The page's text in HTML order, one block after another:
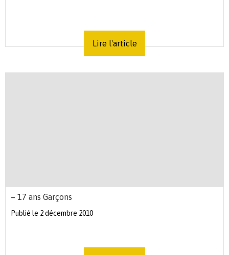
Lire l'article
– 17 ans Garçons
Publié le 2 décembre 2010